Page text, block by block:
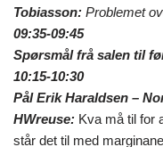
Tobiasson: Problemet
09:35-09:45
Spørsmål frå salen til
10:15-10:30
Pål Erik Haraldsen –
HWreuse: Kva må til for
står det til med